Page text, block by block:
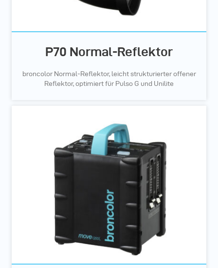
P70 Normal-Reflektor
broncolor Normal-Reflektor, leicht strukturierter offener
Reflektor, optimiert für Pulso G und Unilite